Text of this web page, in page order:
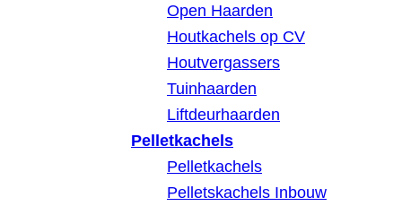
Open Haarden
Houtkachels op CV
Houtvergassers
Tuinhaarden
Liftdeurhaarden
Pelletkachels
Pelletkachels
Pelletskachels Inbouw